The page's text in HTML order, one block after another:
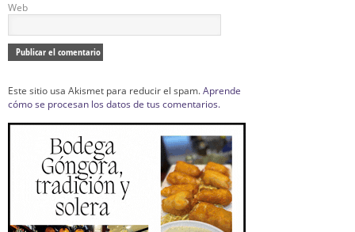
Web
Este sitio usa Akismet para reducir el spam.Aprende
cómo se procesan los datos de tus comentarios.